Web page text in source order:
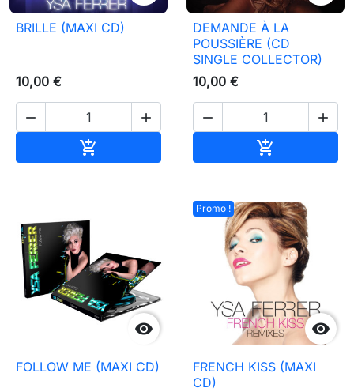
BRILLE (MAXI CD)
10,00 €
 

DEMANDE À LA
POUSSIÈRE (CD
SINGLE COLLECTOR)
10,00 €
 


FOLLOW ME (MAXI CD)
Promo !

FRENCH KISS (MAXI
CD)